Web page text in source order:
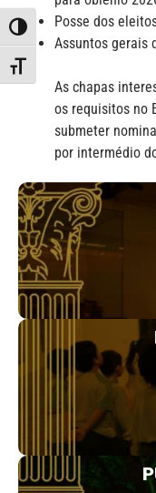
Alternar alto contraste
Alternar tamanho da fonte
Posse dos
Assuntos gerais
As chapas
os requisitos no
submeter
por intermédio